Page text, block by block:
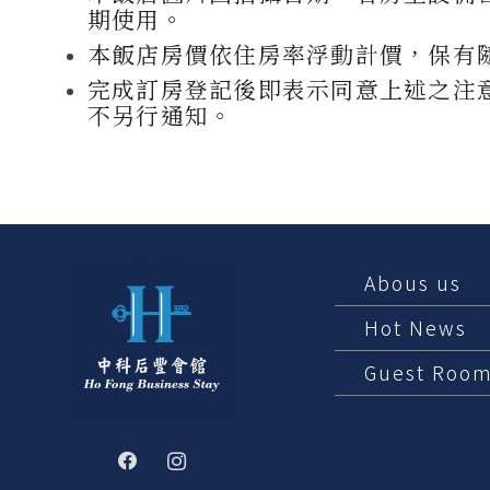
期使用。
本飯店房價依住房率浮動計價，保
完成訂房登記後即表示同意上述之
不另行通知。
Abous us
Hot News
Guest